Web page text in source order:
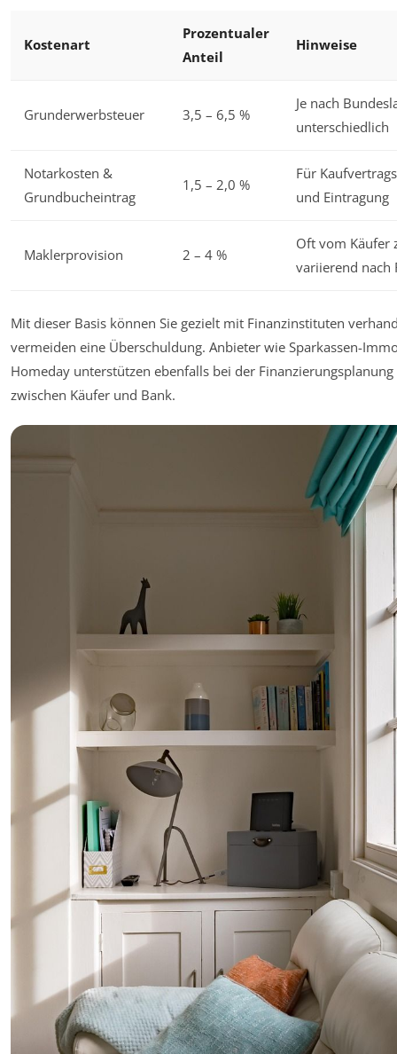
Kostenart
Prozentualer
Anteil
Hinweise
Grunderwerbsteuer 3,5 – 6,5 %
Je nach
unterschiedlich
Notarkosten &
Grundbucheintrag
1,5 – 2,0 %
Für
und Eintragung
Maklerprovision 2 – 4 %
Oft vom Käufer
variierend nach
Mit dieser Basis können Sie gezielt mit Finanzinstituten
vermeiden eine Überschuldung. Anbieter wie Sparkassen-
Homeday unterstützen ebenfalls bei der
zwischen Käufer und Bank.